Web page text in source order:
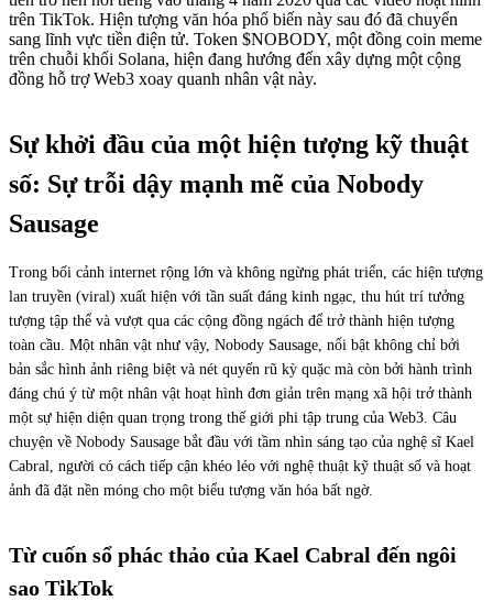
trên TikTok. Hiện tượng văn hóa phổ biến này sau đó đã chuyển
sang lĩnh vực tiền điện tử. Token $NOBODY, một đồng coin meme
trên chuỗi khối Solana, hiện đang hướng đến xây dựng một cộng
đồng hỗ trợ Web3 xoay quanh nhân vật này.
Sự khởi đầu của một hiện tượng kỹ thuật
số: Sự trỗi dậy mạnh mẽ của Nobody
Sausage
Trong bối cảnh internet rộng lớn và không ngừng phát triển, các hiện tượng
lan truyền (viral) xuất hiện với tần suất đáng kinh ngạc, thu hút trí tưởng
tượng tập thể và vượt qua các cộng đồng ngách để trở thành hiện tượng
toàn cầu. Một nhân vật như vậy, Nobody Sausage, nổi bật không chỉ bởi
bản sắc hình ảnh riêng biệt và nét quyến rũ kỳ quặc mà còn bởi hành trình
đáng chú ý từ một nhân vật hoạt hình đơn giản trên mạng xã hội trở thành
một sự hiện diện quan trọng trong thế giới phi tập trung của Web3. Câu
chuyện về Nobody Sausage bắt đầu với tầm nhìn sáng tạo của nghệ sĩ Kael
Cabral, người có cách tiếp cận khéo léo với nghệ thuật kỹ thuật số và hoạt
ảnh đã đặt nền móng cho một biểu tượng văn hóa bất ngờ.
Từ cuốn sổ phác thảo của Kael Cabral đến ngôi
sao TikTok